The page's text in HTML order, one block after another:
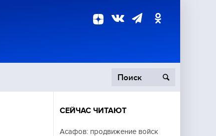
СЕЙЧАС ЧИТАЮТ
Асафов: продвижение войск